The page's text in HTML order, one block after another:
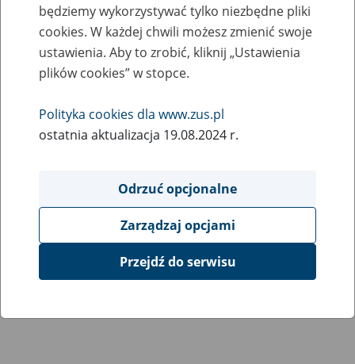
będziemy wykorzystywać tylko niezbędne pliki
cookies. W każdej chwili możesz zmienić swoje
ustawienia. Aby to zrobić, kliknij „Ustawienia
plików cookies” w stopce.
Polityka cookies dla www.zus.pl
ostatnia aktualizacja 19.08.2024 r.
Odrzuć opcjonalne
Zarządzaj opcjami
Przejdź do serwisu